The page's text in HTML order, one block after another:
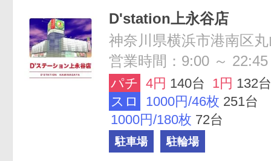
D'station上永谷店
神奈川県横浜市港南区
営業時間：9:00 ～ 22:45
パチ 4円 140台 1円 132台
スロ
1000円/46枚 251台
1000円/180枚 72台
駐車場 駐輪場